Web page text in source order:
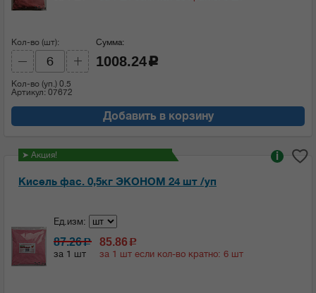
Кол-во (шт):
Кол-во (уп.) 0.5
Артикул: 07672
Сумма:
1008.24 c
Добавить в корзину
➤ Акция!
Кисель фас. 0,5кг ЭКОНОМ 24 шт /уп
i
Ед.изм:
87.26c
за 1 шт
85.86 c
за 1 шт если кол-во кратно: 6 шт